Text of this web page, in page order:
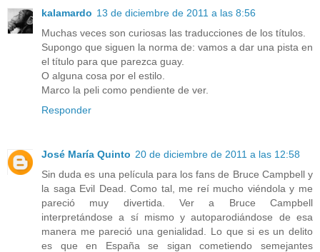
kalamardo 13 de diciembre de 2011 a las 8:56
Muchas veces son curiosas las traducciones de los títulos.
Supongo que siguen la norma de: vamos a dar una pista en
el título para que parezca guay.
O alguna cosa por el estilo.
Marco la peli como pendiente de ver.
Responder
José María Quinto 20 de diciembre de 2011 a las 12:58
Sin duda es una película para los fans de Bruce Campbell y
la saga Evil Dead. Como tal, me reí mucho viéndola y me
pareció muy divertida. Ver a Bruce Campbell
interpretándose a sí mismo y autoparodiándose de esa
manera me pareció una genialidad. Lo que si es un delito
es que en España se sigan cometiendo semejantes